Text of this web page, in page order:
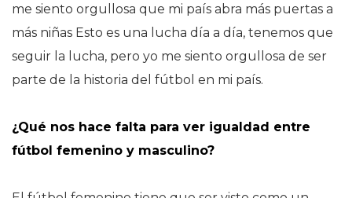
me siento orgullosa que mi país abra más puertas a
más niñas Esto es una lucha día a día, tenemos que
seguir la lucha, pero yo me siento orgullosa de ser
parte de la historia del fútbol en mi país.
¿Qué nos hace falta para ver igualdad entre
fútbol femenino y masculino?